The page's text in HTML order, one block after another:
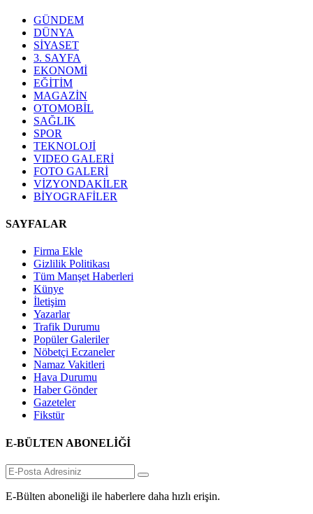
GÜNDEM
DÜNYA
SİYASET
3. SAYFA
EKONOMİ
EĞİTİM
MAGAZİN
OTOMOBİL
SAĞLIK
SPOR
TEKNOLOJİ
VIDEO GALERİ
FOTO GALERİ
VİZYONDAKİLER
BİYOGRAFİLER
SAYFALAR
Firma Ekle
Gizlilik Politikası
Tüm Manşet Haberleri
Künye
İletişim
Yazarlar
Trafik Durumu
Popüler Galeriler
Nöbetçi Eczaneler
Namaz Vakitleri
Hava Durumu
Haber Gönder
Gazeteler
Fikstür
E-BÜLTEN ABONELİĞİ
E-Bülten aboneliği ile haberlere daha hızlı erişin.